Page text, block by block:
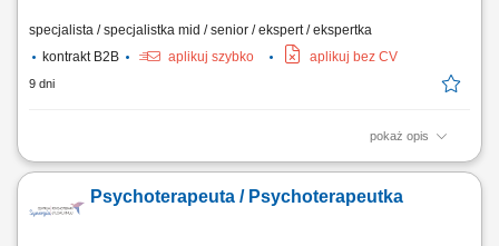
specjalista / specjalistka mid / senior / ekspert / ekspertka
kontrakt B2B
aplikuj szybko aplikuj bez CV
9 dni
pokaż opis
Opis stanowiska: udzielanie pomocy psychologicznej osobom dorosłym
przyjaznego środowiska terapeutycznego wraz z innymi specjalistami;
udział w spotkaniach rozwojowych i superwizjach grupowych;
Psychoterapeuta / Psychoterapeutka